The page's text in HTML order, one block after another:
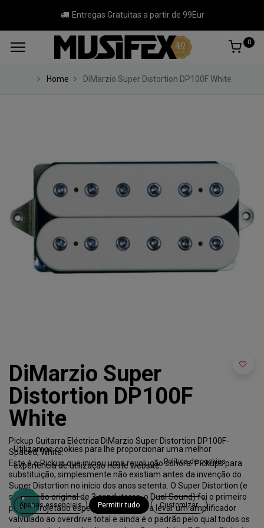
Entregas Gratuitas a partir de 99Eur
0
Home DiMarzio Super Distortion DP100F White
DiMarzio Super
Distortion DP100F
White
Pickup Guitarra Eléctrica DiMarzio Super Distortion DP100F-
Spaced, White.
Este é o Pickup que iniciou uma revolução sonora. Pickups para
substituição, simplesmente não existiam antes da invenção do
Super Distortion no início dos anos setenta. O Super Distortion (e
sua versão original de 3 condutores, o Dual Sound) foi o primeiro
pickup projetado especificamente para levar um amplificador
valvulado ao overdrive total e ainda é o padrão pelo qual todos os
Utilizamos cookies para lhe proporcionar uma melhor
experiência de utilização neste website. Política de cookies
Apenas essenciais Permitir tudo Customizar